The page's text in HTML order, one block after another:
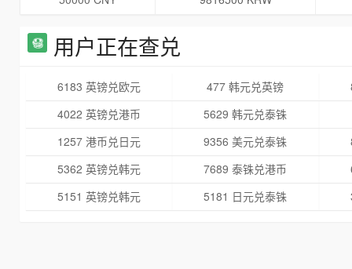
用户正在查兑
6183 英镑兑欧元 477 韩元兑英镑
4022 英镑兑港币
5629 韩元兑泰铢
1257 港币兑日元
9356 美元兑泰铢
5362 英镑兑韩元
7689 泰铢兑港币
5151 英镑兑韩元
5181 日元兑泰铢